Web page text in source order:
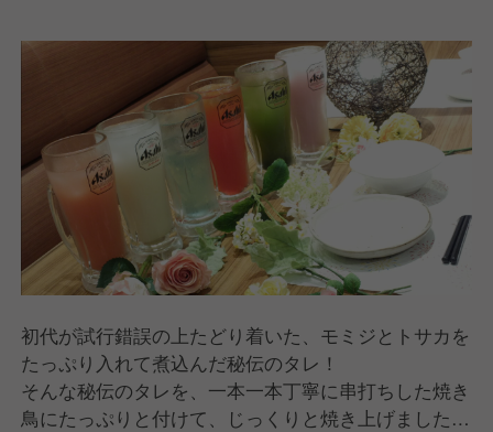
初代が試行錯誤の上たどり着いた、モミジとトサカを
たっぷり入れて煮込んだ秘伝のタレ！
そんな秘伝のタレを、一本一本丁寧に串打ちした焼き
鳥にたっぷりと付けて、じっくりと焼き上げました焼